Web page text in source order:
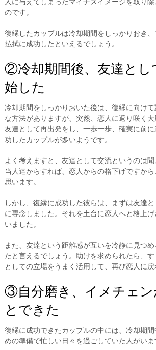
のです。
復縁したカップルは冷却期間をしっかりおき
払拭に成功したといえるでしょう。
②冷却期間後、友達とし
始した
冷却期間をしっかりおいた後は、復縁に向け
な方法がありますが、突然、恋人に返り咲く大
友達として再出発をし、一歩一歩、確実に前
功したカップルが多いようです。
よく考えますと、友達として交流というのは聞
当人達からすれば、恋人からの格下げですか
思います。
しかし、復縁に成功した彼らは、まずは友達
に専念しました。それを土台に恋人へと格上
いました。
また、友達という距離感が互いを冷静に見つ
たと言えるでしょう。助けを求められたら、
としての立場をうまく活用して、再び恋人に戻
③自分磨き、イメチェン
とできた
復縁に成功できたカップルの中には、冷却期
めの準備で忙しい日々を過ごしていた人がいま